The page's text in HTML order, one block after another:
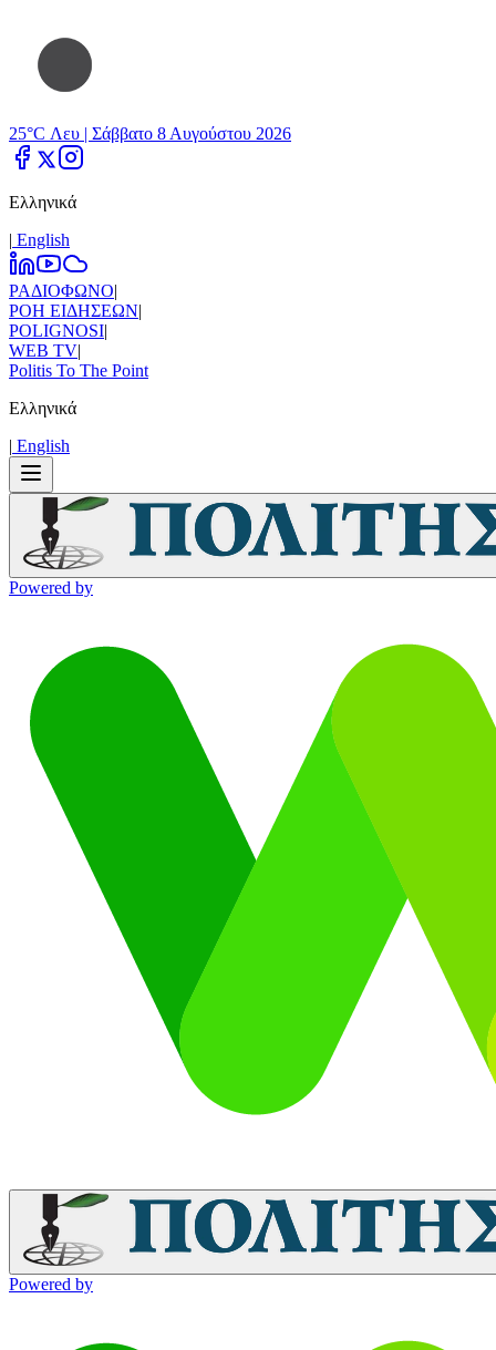
25°C Λευ | Σάββατο 8 Αυγούστου 2026
Ελληνικά
| Εnglish
ΡΑΔΙΟΦΩΝΟ|
ΡΟΗ ΕΙΔΗΣΕΩΝ|
POLIGNOSI|
WEB TV|
Politis To The Point
Ελληνικά
| Εnglish
Powered by
Powered by